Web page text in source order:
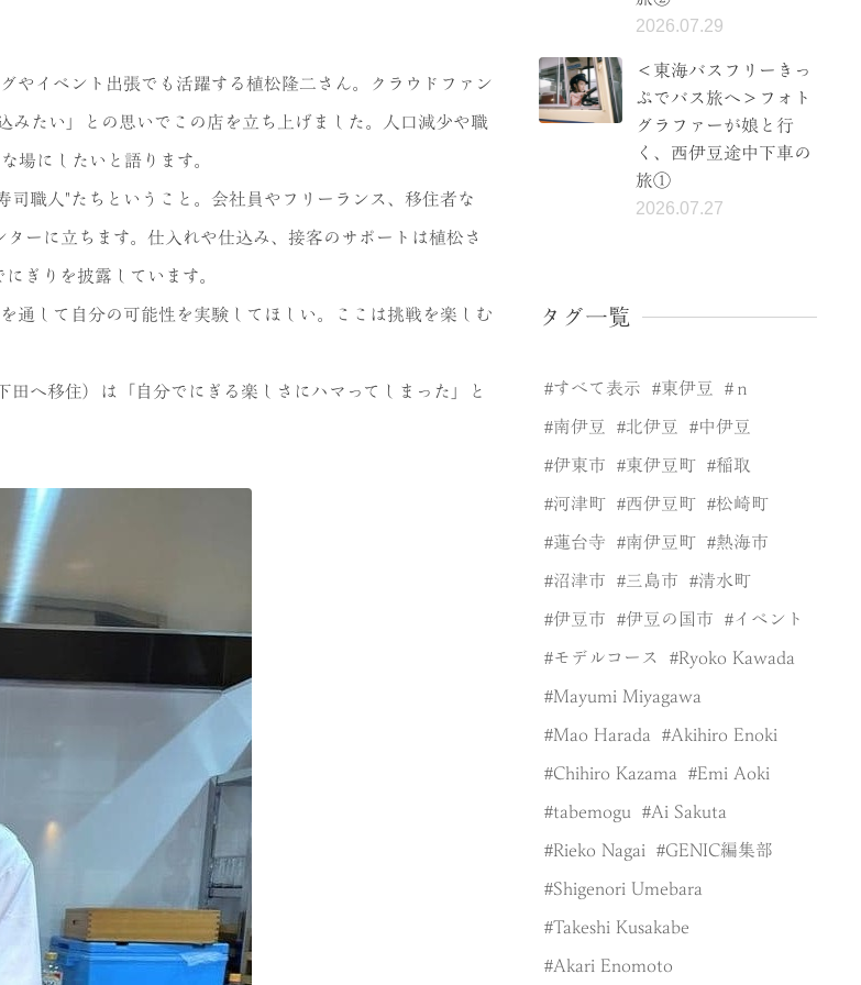
やイベント出張でも活躍する植松隆二さん。クラウドファン
たい」との思いでこの店を立ち上げました。人口減少や職
場にしたいと語ります。
司職人"たちということ。会社員やフリーランス、移住者な
ーに立ちます。仕入れや仕込み、接客のサポートは植松さ
ぎりを披露しています。
通して自分の可能性を実験してほしい。ここは挑戦を楽しむ
へ移住）は「自分でにぎる楽しさにハマってしまった」と
2026.07.29
＜東海バスフリーきっ
ぷでバス旅へ＞フォト
グラファーが娘と行
く、西伊豆途中下車の
旅①
2026.07.27
タグ一覧
すべて表示 東伊豆 ｎ
南伊豆 北伊豆 中伊豆
伊東市 東伊豆町 稲取
河津町 西伊豆町 松崎町
蓮台寺 南伊豆町 熱海市
沼津市 三島市 清水町
伊豆市 伊豆の国市 イベント
モデルコース Ryoko Kawada
Mayumi Miyagawa
Mao Harada Akihiro Enoki
Chihiro Kazama Emi Aoki
tabemogu Ai Sakuta
Rieko Nagai GENIC編集部
Shigenori Umebara
Takeshi Kusakabe
Akari Enomoto